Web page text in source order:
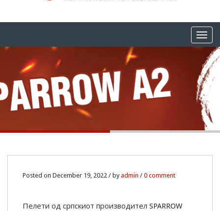
19
Posted on December 19, 2022 / byadmin / 0 comment
Пелети од српскиот производител SPARROW